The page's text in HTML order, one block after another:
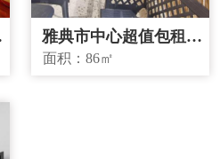
雅典市中心超值包租房
源
面积：86㎡